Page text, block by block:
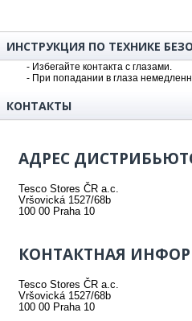
ИНСТРУКЦИЯ ПО ТЕХНИКЕ
- Избегайте контакта с глазами.
- При попадании в глаза
КОНТАКТЫ
АДРЕС
Tesco Stores ČR a.с.
Vršovická 1527/68b
100 00 Praha 10
КОНТАКТНАЯ
Tesco Stores ČR a.с.
Vršovická 1527/68b
100 00 Praha 10